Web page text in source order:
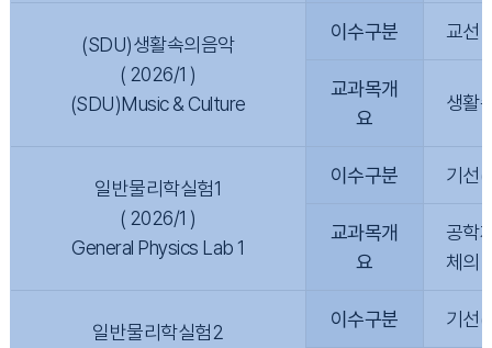
(SDU)생활속의음악
( 2026/1 )
(SDU)Music & Culture
이수구분 교선
교과목개
요
생활
일반물리학실험1
( 2026/1 )
General Physics Lab 1
이수구분 기선(
교과목개
요
공학
체의
일반물리학실험2
이수구분 기선(